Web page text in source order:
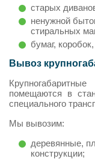
старых
ненужной
стиральных
бумаг,
Вывоз
помещаются в
специального
Мы вывозим:
деревянные,
конструкции;